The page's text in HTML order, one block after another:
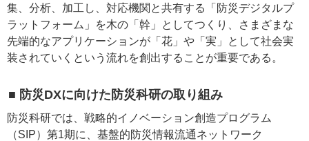
集、分析、加工し、対応機関と共有する「防災デジタルプ
ラットフォーム」を木の「幹」としてつくり、さまざまな
先端的なアプリケーションが「花」や「実」として社会実
装されていくという流れを創出することが重要である。
■ 防災DXに向けた防災科研の取り組み
防災科研では、戦略的イノベーション創造プログラム
（SIP）第1期に、基盤的防災情報流通ネットワーク